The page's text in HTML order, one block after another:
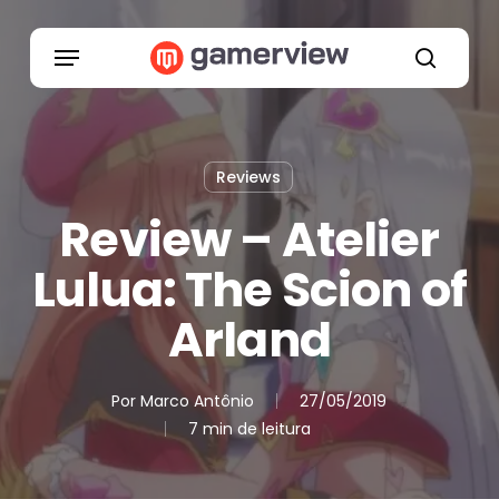
content
search
Menu
Reviews
Review – Atelier
Lulua: The Scion of
Arland
Por Marco Antônio
27/05/2019
7 min de leitura